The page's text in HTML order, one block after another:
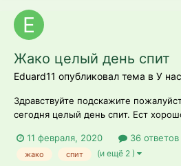
Жако целый день спит
Eduard11 опубликовал тема в У
Здравствуйте подскажите
сегодня целый день спит. Ест
11 февраля, 2020
36 ответов
жако спит (и ещё 2 )